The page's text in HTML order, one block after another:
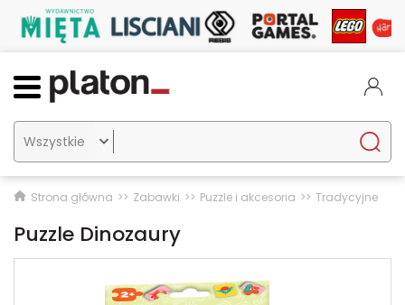

Strona główna Zabawki Puzzle i akcesoria Tradycyjne
Puzzle Dinozaury